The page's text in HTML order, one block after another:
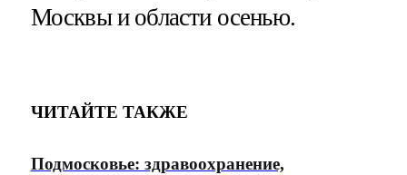
Москвы и области осенью.
ЧИТАЙТЕ ТАКЖЕ
Подмосковье: здравоохранение,